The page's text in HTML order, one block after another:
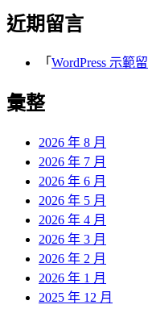
近期留言
「 WordPress 示範
彙整
2026 年 8 月
2026 年 7 月
2026 年 6 月
2026 年 5 月
2026 年 4 月
2026 年 3 月
2026 年 2 月
2026 年 1 月
2025 年 12 月